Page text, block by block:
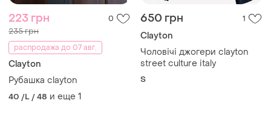
223 грн 0
235 грн
распродажа до 07 авг.
Clayton
Рубашка clayton
40 /L / 48 и еще 1
650 грн 1
Clayton
Чоловічі джогери clayton
street culture italy
S